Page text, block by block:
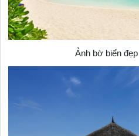
Ảnh bờ biển